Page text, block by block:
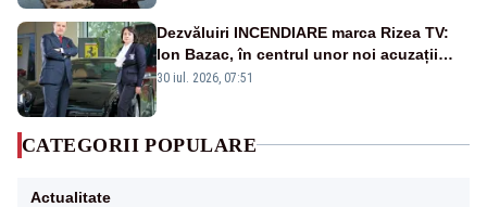
Dezvăluiri INCENDIARE marca Rizea TV:
Ion Bazac, în centrul unor noi acuzații
publice
30 iul. 2026, 07:51
CATEGORII POPULARE
Actualitate